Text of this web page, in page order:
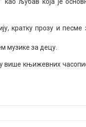
кратку прозу и песме
музике за децу.
у више књижевних